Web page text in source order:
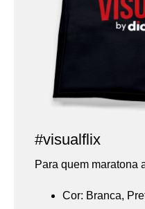
#visualflix
Para quem maratona
Cor: Branca,